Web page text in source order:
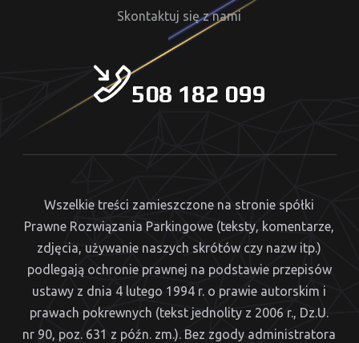
Skontaktuj się z nami
508 182 099
Wszelkie treści zamieszczone na stronie spółki
Prawne Rozwiązania Parkingowe (teksty, komentarze,
zdjęcia, używanie naszych skrótów czy nazw itp.)
podlegają ochronie prawnej na podstawie przepisów
ustawy z dnia 4 lutego 1994 r. o prawie autorskim i
prawach pokrewnych (tekst jednolity z 2006 r., Dz.U.
nr 90, poz. 631 z późn. zm.). Bez zgody administratora